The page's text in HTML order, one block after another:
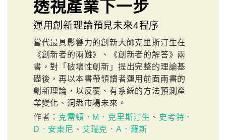
透視產業下一步
運用創新理論預見未來4程序
當代最具影響力的創新大師克里斯汀生在
《創新者的兩難》、《創新者的解答》兩
書，對「破壞性創新」提出完整的理論基
礎後，再以本書帶領讀者運用前面兩書的
創新理論，以反覆、有系統的方法預測產
業變化、洞悉市場未來。
作者： 克雷頓．M．克里斯汀生 、 史考特．
D．安東尼 、 艾瑞克．A．羅斯